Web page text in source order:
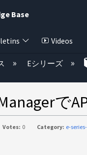
Base
Videos
開/折りたたむ
Eシリーズ
Votes: 0 Category: e-